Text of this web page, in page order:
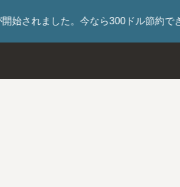
きます。今すぐ登録しましょう